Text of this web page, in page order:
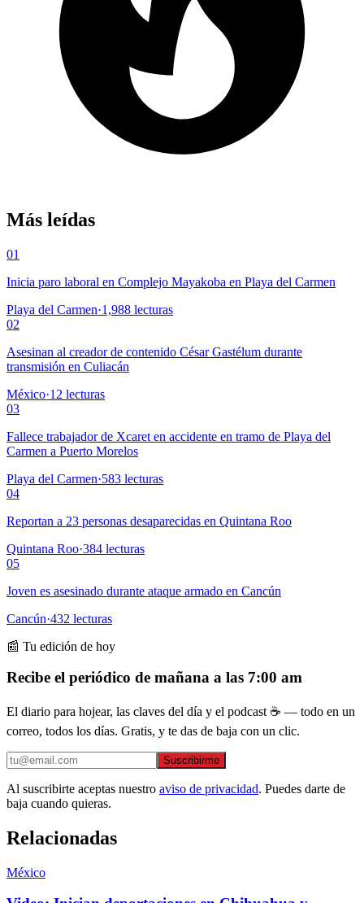
Más leídas
01
Inicia paro laboral en Complejo Mayakoba en Playa del Carmen
Playa del Carmen·1,988 lecturas
02
Asesinan al creador de contenido César Gastélum durante
transmisión en Culiacán
México·12 lecturas
03
Fallece trabajador de Xcaret en accidente en tramo de Playa del
Carmen a Puerto Morelos
Playa del Carmen·583 lecturas
04
Reportan a 23 personas desaparecidas en Quintana Roo
Quintana Roo·384 lecturas
05
Joven es asesinado durante ataque armado en Cancún
Cancún·432 lecturas
📰 Tu edición de hoy
Recibe el periódico de mañana a las 7:00 am
El diario para hojear, las claves del día y el podcast ☕ — todo en un
correo, todos los días. Gratis, y te das de baja con un clic.
Suscribirme
Al suscribirte aceptas nuestro aviso de privacidad. Puedes darte de
baja cuando quieras.
Relacionadas
México